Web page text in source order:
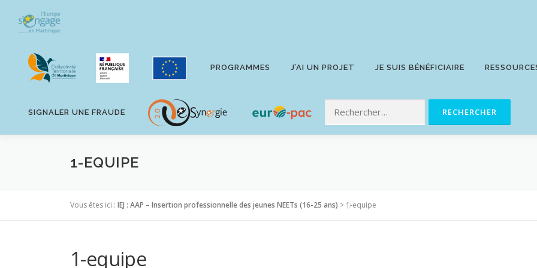
contenu
PROGRAMMES J’AI UN PROJET JE SUIS BÉNÉFICIAIRE
SIGNALER UNE FRAUDE
1-EQUIPE
Vous êtes ici : IEJ : AAP – Insertion professionnelle des jeunes NEETs (16-25 ans) > 1-equipe
1-equipe